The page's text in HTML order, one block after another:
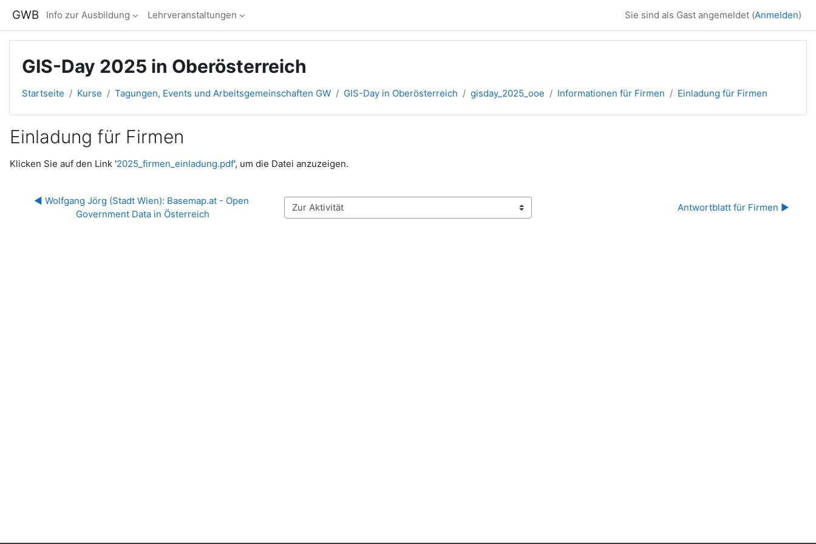
GWB Info zur Ausbildung Lehrveranstaltungen Sie sind als Gast angemeldet (Anmelden)
GIS-Day 2025 in Oberösterreich
Startseite Kurse Tagungen, Events und Arbeitsgemeinschaften GW GIS-Day in Oberösterreich gisday_2025_ooe Informationen für Firmen Einladung für Firmen
Einladung für Firmen
Abschlussbedingungen
Klicken Sie auf den Link '2025_firmen_einladung.pdf', um die Datei anzuzeigen.
◀︎ Wolfgang Jörg (Stadt Wien): Basemap.at - Open
Government Data in Österreich
Zur Aktivität Antwortblatt für Firmen ▶︎